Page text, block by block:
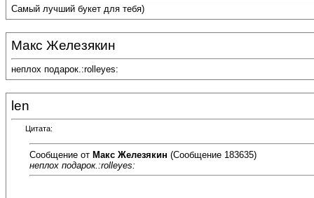
Самый лучший букет для тебя)
Макс Железякин
неплох подарок.:rolleyes:
len
Цитата:
Сообщение от Макс Железякин (Сообщение 183635)
неплох подарок.:rolleyes: